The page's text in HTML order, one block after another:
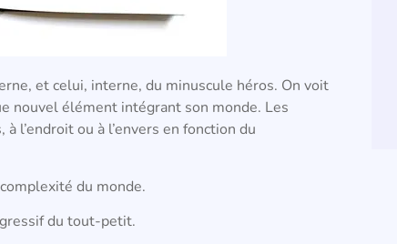
et celui, interne, du minuscule héros. On voit
nouvel élément intégrant son monde. Les
l’endroit ou à l’envers en fonction du
du monde.
du tout-petit.